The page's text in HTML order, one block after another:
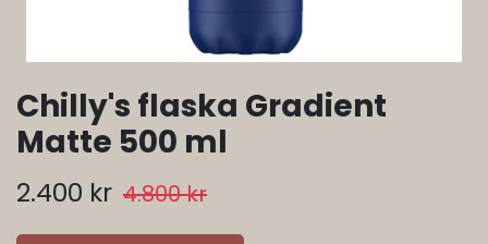
Chilly's flaska Gradient
Matte 500 ml
2.400 kr 4.800kr